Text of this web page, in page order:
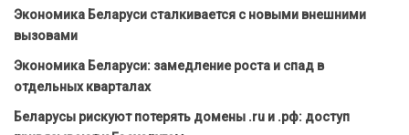
Экономика Беларуси сталкивается с новыми внешними
вызовами
Экономика Беларуси: замедление роста и спад в
отдельных кварталах
Беларусы рискуют потерять домены .ru и .рф: доступ